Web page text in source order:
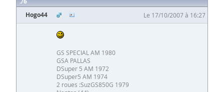
Hogo44
Le 17/10/2007 à 16:27
GS SPECIAL AM 1980
GSA PALLAS
DSuper 5 AM 1972
DSuper5 AM 1974
2 roues :SuzGS850G 1979